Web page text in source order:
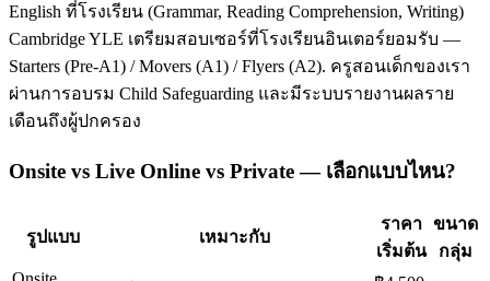
English ที่โรงเรียน (Grammar, Reading Comprehension, Writing)
Cambridge YLE เตรียมสอบเซอร์ที่โรงเรียนอินเตอร์ยอมรับ —
Starters (Pre-A1) / Movers (A1) / Flyers (A2). ครูสอนเด็กของเรา
ผ่านการอบรม Child Safeguarding และมีระบบรายงานผลราย
เดือนถึงผู้ปกครอง
Onsite vs Live Online vs Private — เลือกแบบไหน?
รูปแบบ เหมาะกับ
ราคา
เริ่มต้น
ขนาด
กลุ่ม